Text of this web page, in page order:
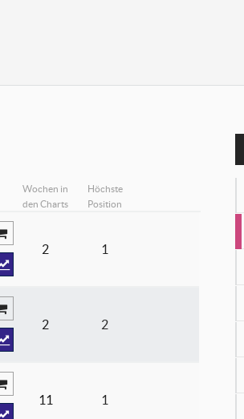
Wochen in
den Charts
Höchste
Position
2 1
2 2
11 1